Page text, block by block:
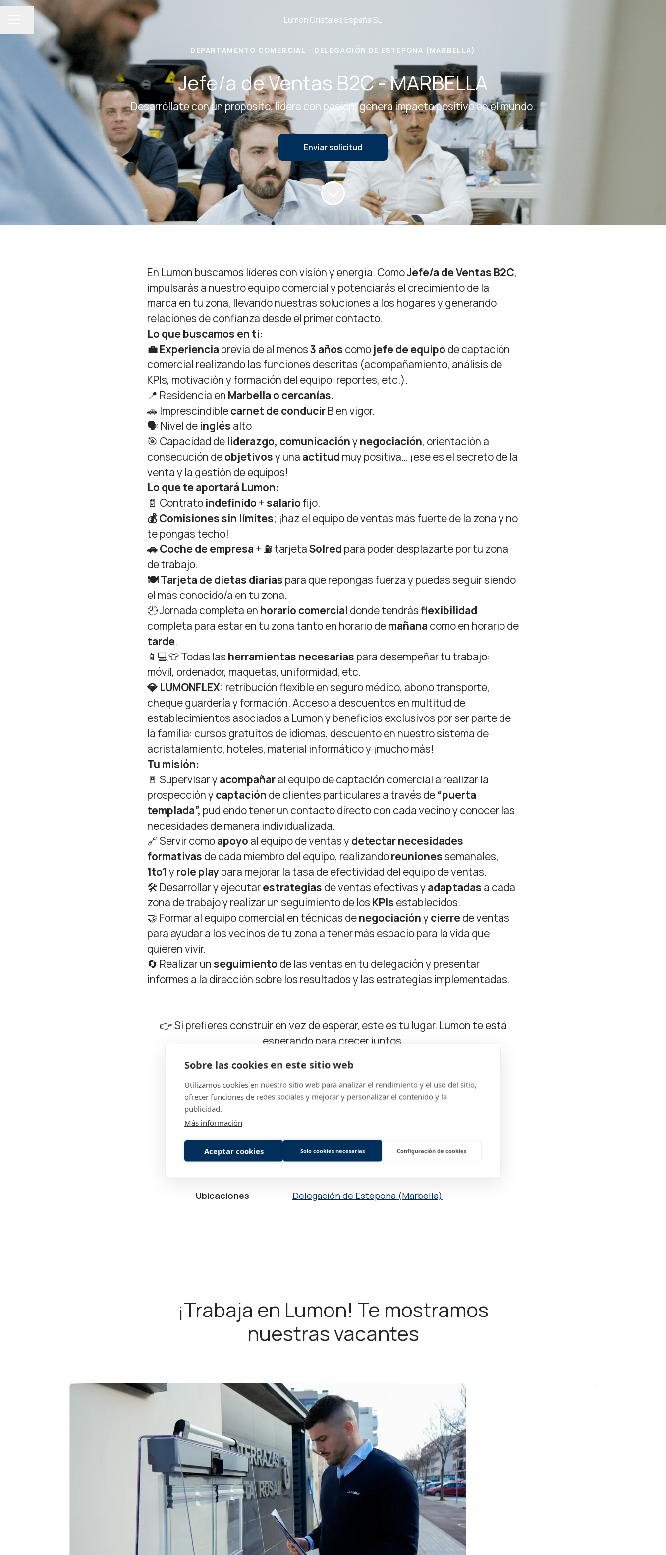
Sobre las cookies en este sitio web
Utilizamos cookies en nuestro sitio web para analizar el rendimiento y el uso del sitio,
ofrecer funciones de redes sociales y mejorar y personalizar el contenido y la
publicidad.
Más información
Aceptar cookies Solo cookies necesarias Configuración de cookies
MENÚ DE EMPLEO Lumon Cristales España SL
Compartir página
DEPARTAMENTO COMERCIAL · DELEGACIÓN DE ESTEPONA (MARBELLA)
Jefe/a de Ventas B2C - MARBELLA
Desarróllate con un propósito, lidera con pasión, genera impacto positivo en el mundo.
Enviar solicitud
En Lumon buscamos líderes con visión y energía. ComoJefe/a de Ventas B2C,
impulsarás a nuestro equipo comercial y potenciarás el crecimiento de la
marca en tu zona, llevando nuestras soluciones a los hogares y generando
relaciones de confianza desde el primer contacto.
Lo que buscamos en ti:
💼 Experiencia previa de al menos3 años como jefe de equipo de captación
comercial realizando las funciones descritas (acompañamiento, análisis de
KPIs, motivación y formación del equipo, reportes, etc.).
📍 Residencia en Marbella o cercanías.
🚗 Imprescindiblecarnet de conducirB en vigor.
🗣️ Nivel de inglés alto
🎯 Capacidad de liderazgo, comunicaciónynegociación, orientación a
consecución deobjetivosy una actitud muy positiva… ¡ese es el secreto de la
venta y la gestión de equipos!
Lo que te aportará Lumon:
📄 Contrato indefinido +salariofijo.
💰 Comisiones sin límites; ¡haz el equipo de ventas más fuerte de la zona y no
te pongas techo!
🚗 Coche de empresa + ⛽ tarjetaSolred para poder desplazarte por tu zona
de trabajo.
🍽️ Tarjeta de dietas diarias para que repongas fuerza y puedas seguir siendo
el más conocido/a en tu zona.
🕘 Jornada completa en horario comercial donde tendrásflexibilidad
completa para estar en tu zona tanto en horario demañana como en horario de
tarde.
📱💻👕 Todas las herramientas necesarias para desempeñar tu trabajo:
móvil, ordenador, maquetas, uniformidad, etc.
💎 LUMONFLEX: retribución flexible en seguro médico, abono transporte,
cheque guardería y formación. Acceso a descuentos en multitud de
establecimientos asociados a Lumon y beneficios exclusivos por ser parte de
la familia: cursos gratuitos de idiomas, descuento en nuestro sistema de
acristalamiento, hoteles, material informático y ¡mucho más!
Tu misión:
🚪 Supervisar yacompañaral equipo de captación comercial a realizar la
prospección ycaptación de clientes particulares a través de “puerta
templada”, pudiendo tener un contacto directo con cada vecino y conocer las
necesidades de manera individualizada.
🔗 Servir comoapoyo al equipo de ventas ydetectar necesidades
formativas de cada miembro del equipo, realizandoreuniones semanales,
1to1 yrole playpara mejorar la tasa de efectividad del equipo de ventas.
🛠️ Desarrollar y ejecutarestrategias de ventas efectivas yadaptadas a cada
zona de trabajo y realizar un seguimiento de los KPIs establecidos.
🤝 Formar al equipo comercial en técnicas denegociaciónycierrede ventas
para ayudar a los vecinos de tu zona a tener más espacio para la vida que
quieren vivir.
🔄 Realizar unseguimiento de las ventas en tu delegación y presentar
informes a la dirección sobre los resultados y las estrategias implementadas.
👉 Si prefieres construir en vez de esperar, este es tu lugar. Lumon te está
esperando para crecer juntos.
Departamento
Departamento Comercial
Ubicaciones
Delegación de Estepona (Marbella)
¡Trabaja en Lumon! Te mostramos
nuestras vacantes